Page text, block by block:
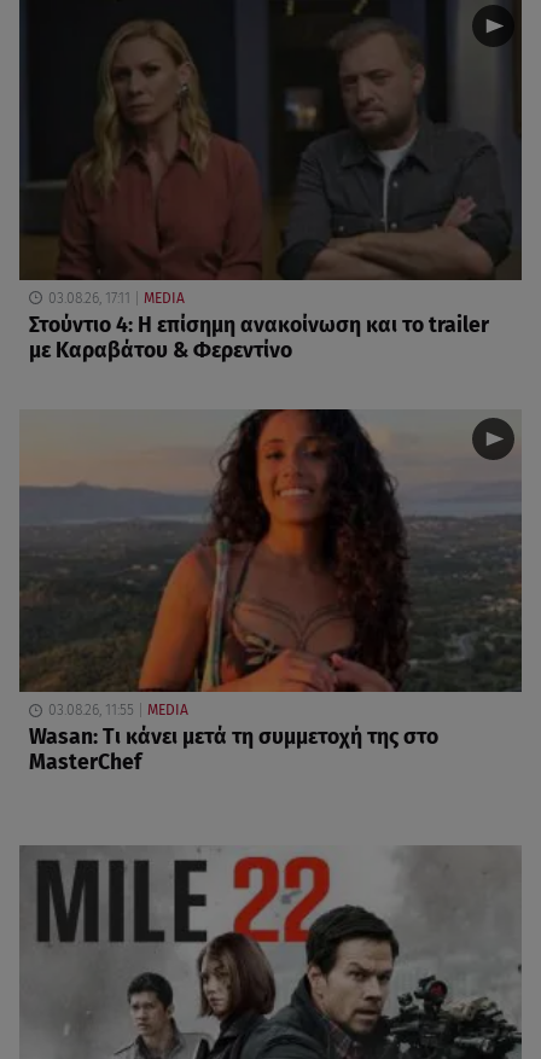
03.08.26, 17:11 MEDIA
Στούντιο 4: Η επίσημη ανακοίνωση και το trailer
με Καραβάτου & Φερεντίνο
03.08.26, 11:55 MEDIA
Wasan: Tι κάνει μετά τη συμμετοχή της στο
MasterChef